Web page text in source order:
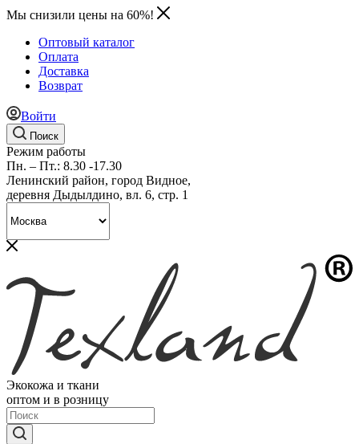
Мы снизили цены на 60%!
Оптовый каталог
Оплата
Доставка
Возврат
Войти
Поиск
Режим работы
Пн. – Пт.: 8.30 -17.30
Ленинский район, город Видное,
деревня Дыдылдино, вл. 6, стр. 1
Экокожа и ткани
оптом и в розницу